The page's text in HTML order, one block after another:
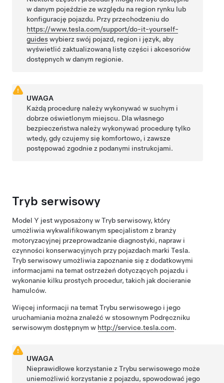
w danym pojeździe ze względu na region rynku lub
konfigurację pojazdu. Przy przechodzeniu do
https://www.tesla.com/support/do-it-yourself-
guideswybierz swój pojazd, region i język, aby
wyświetlić zaktualizowaną listę części i akcesoriów
dostępnych w danym regionie.
UWAGA
Każdą procedurę należy wykonywać w suchym i
dobrze oświetlonym miejscu. Dla własnego
bezpieczeństwa należy wykonywać procedurę tylko
wtedy, gdy czujemy się komfortowo, i zawsze
postępować zgodnie z podanymi instrukcjami.
Tryb serwisowy
Model Y jest wyposażony w Tryb serwisowy, który
umożliwia wykwalifikowanym specjalistom z branży
motoryzacyjnej przeprowadzanie diagnostyki, napraw i
czynności konserwacyjnych przy pojazdach marki Tesla.
Tryb serwisowy umożliwia zapoznanie się z dodatkowymi
informacjami na temat ostrzeżeń dotyczących pojazdu i
wykonanie kilku prostych procedur, takich jak docieranie
hamulców.
Więcej informacji na temat Trybu serwisowego i jego
uruchamiania można znaleźć w stosownym Podręczniku
serwisowym dostępnym w http://service.tesla.com.
UWAGA
Nieprawidłowe korzystanie z Trybu serwisowego może
uniemożliwić korzystanie z pojazdu, spowodować jego